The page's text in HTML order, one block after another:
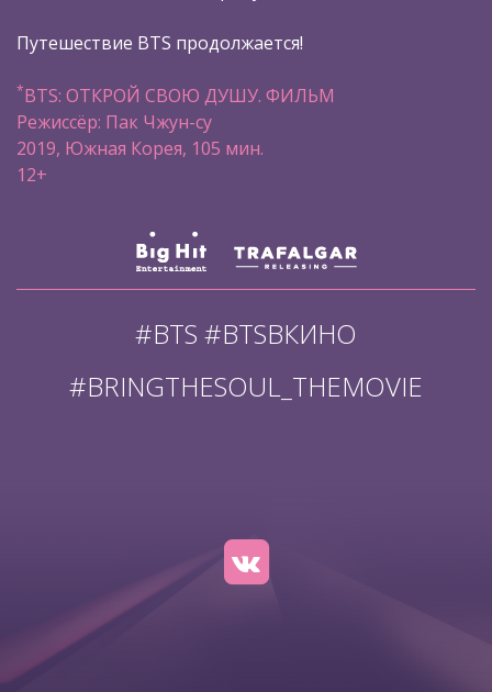
Путешествие BTS продолжается!
*BTS: ОТКРОЙ СВОЮ ДУШУ. ФИЛЬМ
Режиссёр: Пак Чжун-су
2019, Южная Корея, 105 мин.
12+
#BTS #BTSВКИНО
#BRINGTHESOUL_THEMOVIE